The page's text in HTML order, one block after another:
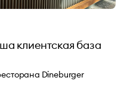
клиентская база
Dineburger